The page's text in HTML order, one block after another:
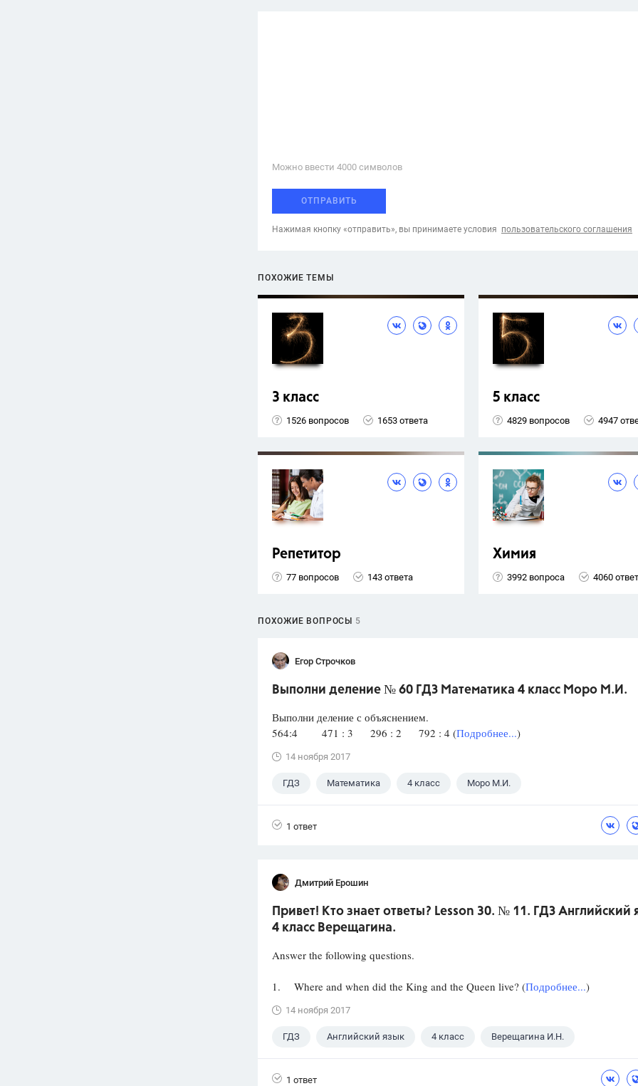
Можно ввести 4000 cимволов
ОТПРАВИТЬ
Нажимая кнопку «отправить», вы принимаете условия пользовательского соглашения
ПОХОЖИЕ ТЕМЫ
3 класс
1526 вопросов 1653 ответа
5 класс
4829 вопросов 4947
Репетитор
77 вопросов 143 ответа
Химия
3992 вопроса 4060
ПОХОЖИЕ ВОПРОСЫ 5
Егор Строчков
Выполни деление № 60 ГДЗ Математика 4 класс Моро М.И.
Выполни деление с объяснением.
564:4 471 : 3 296 : 2 792 : 4 (Подробнее...)
14 ноября 2017
ГДЗ Математика 4 класс Моро М.И.
1 ответ
Дмитрий Ерошин
Привет! Кто знает ответы? Lesson 30. № 11. ГДЗ Английский
4 класс Верещагина.
Answer the following questions.
1. Where and when did the King and the Queen live? (Подробнее...)
14 ноября 2017
ГДЗ Английский язык 4 класс Верещагина И.Н.
1 ответ